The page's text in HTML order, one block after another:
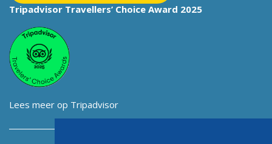
Tripadvisor Travellers’ Choice Award 2025
Lees meer op Tripadvisor